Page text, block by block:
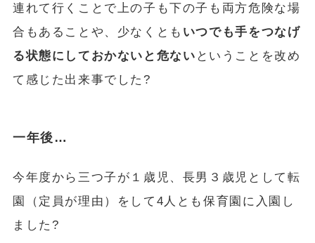
連れて行くことで上の子も下の子も両方危険な場
合もあることや、少なくとも いつでも手をつなげ
る状態にしておかないと危ない ということを改め
て感じた出来事でした?
一年後…
今年度から三つ子が１歳児、長男３歳児として転
園（定員が理由）をして4人とも保育園に入園し
ました?